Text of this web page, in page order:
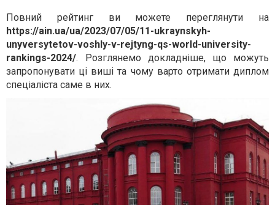
Повний рейтинг ви можете переглянути на
https://ain.ua/ua/2023/07/05/11-ukraynskyh-
unyversytetov-voshly-v-rejtyng-qs-world-university-
rankings-2024/. Розглянемо докладніше, що можуть
запропонувати ці виші та чому варто отримати диплом
спеціаліста саме в них.